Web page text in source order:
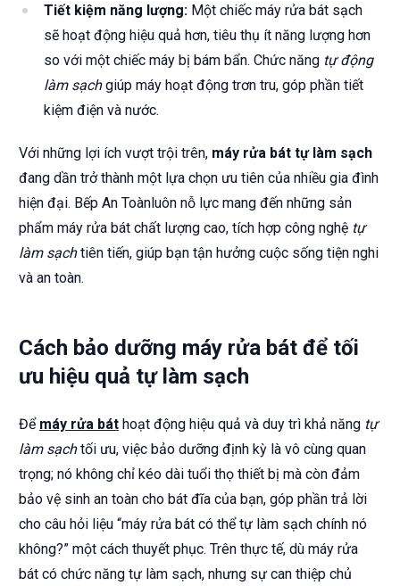
Tiết kiệm năng lượng: Một chiếc máy rửa bát sạch
sẽ hoạt động hiệu quả hơn, tiêu thụ ít năng lượng hơn
so với một chiếc máy bị bám bẩn. Chức năng tự động
làm sạchgiúp máy hoạt động trơn tru, góp phần tiết
kiệm điện và nước.
Với những lợi ích vượt trội trên, máy rửa bát tự làm sạch
đang dần trở thành một lựa chọn ưu tiên của nhiều gia đình
hiện đại. Bếp An Toànluôn nỗ lực mang đến những sản
phẩm máy rửa bát chất lượng cao, tích hợp công nghệ tự
làm sạchtiên tiến, giúp bạn tận hưởng cuộc sống tiện nghi
và an toàn.
Cách bảo dưỡng máy rửa bát để tối
ưu hiệu quả tự làm sạch
Để máy rửa bát hoạt động hiệu quả và duy trì khả năng tự
làm sạchtối ưu, việc bảo dưỡng định kỳ là vô cùng quan
trọng; nó không chỉ kéo dài tuổi thọ thiết bị mà còn đảm
bảo vệ sinh an toàn cho bát đĩa của bạn, góp phần trả lời
cho câu hỏi liệu “máy rửa bát có thể tự làm sạch chính nó
không?” một cách thuyết phục. Trên thực tế, dù máy rửa
bát có chức năng tự làm sạch, nhưng sự can thiệp chủ